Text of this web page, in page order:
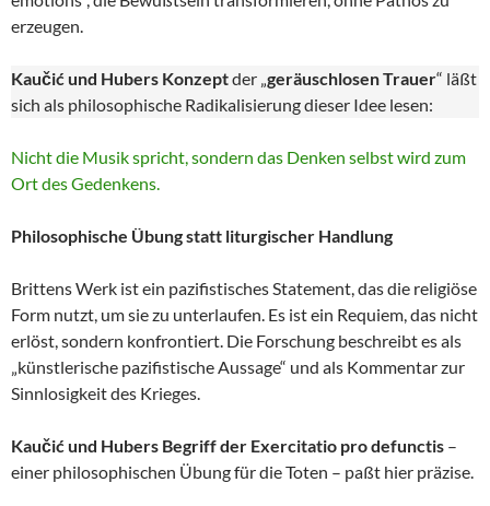
erzeugen.
Kaučić und Hubers Konzeptder „geräuschlosen Trauer“ läßt
sich als philosophische Radikalisierung dieser Idee lesen:
Nicht die Musik spricht, sondern das Denken selbst wird zum
Ort des Gedenkens.
Philosophische Übung statt liturgischer Handlung
Brittens Werk ist ein pazifistisches Statement, das die religiöse
Form nutzt, um sie zu unterlaufen. Es ist ein Requiem, das nicht
erlöst, sondern konfrontiert. Die Forschung beschreibt es als
„künstlerische pazifistische Aussage“ und als Kommentar zur
Sinnlosigkeit des Krieges.
Kaučić und Hubers Begriff der Exercitatio pro defunctis –
einer philosophischen Übung für die Toten – paßt hier präzise.